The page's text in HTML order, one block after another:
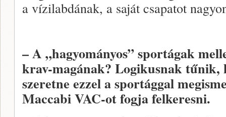
a vízilabdának, a saját csapatot
– A „hagyományos” sportágak
krav-magának? Logikusnak tűnik,
szeretne ezzel a sportággal
Maccabi VAC-ot fogja felkeresni.